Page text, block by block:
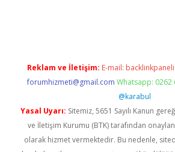
Reklam ve İletişim: E-mail:
forumhizmeti@gmail.com Whatsapp: 0262
@karabul
Yasal Uyarı: Sitemiz, 5651 Sayılı Kanun
ve İletişim Kurumu (BTK) tarafından
olarak hizmet vermektedir. Bu nedenle,